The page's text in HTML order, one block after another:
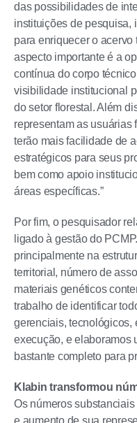
das possibilidades de
instituições de pesquisa,
para enriquecer o
aspecto importante é a
contínua do corpo
visibilidade institucional
do setor florestal. Além
representam as
terão mais facilidade de
estratégicos para seus
bem como apoio
áreas específicas.”
Por fim, o pesquisador
ligado à gestão do
principalmente na
territorial, número de
materiais genéticos
trabalho de identificar
gerenciais, tecnológicos,
execução, e elaboramos
bastante completo para
Klabin transformou
Os números
e aumento de sua